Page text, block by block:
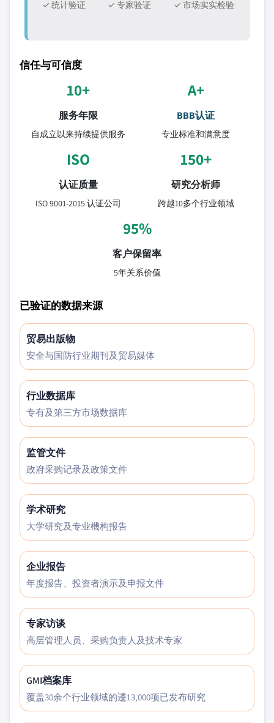
✓ 统计验证 ✓ 专家验证 ✓ 市场实实检验
信任与可信度
10+
服务年限
自成立以来持续提供服务
A+
BBB认证
专业标准和满意度
ISO
认证质量
ISO 9001-2015 认证公司
150+
研究分析师
跨越10多个行业领域
95%
客户保留率
5年关系价值
已验证的数据来源
贸易出版物
安全与国防行业期刊及贸易媒体
行业数据库
专有及第三方市场数据库
监管文件
政府采购记录及政策文件
学术研究
大学研究及专业機构报告
企业报告
年度报告、投资者演示及申报文件
专家访谈
高层管理人员、采购负责人及技术专家
GMI档案库
覆盖30余个行业领域的逶13,000项已发布研究